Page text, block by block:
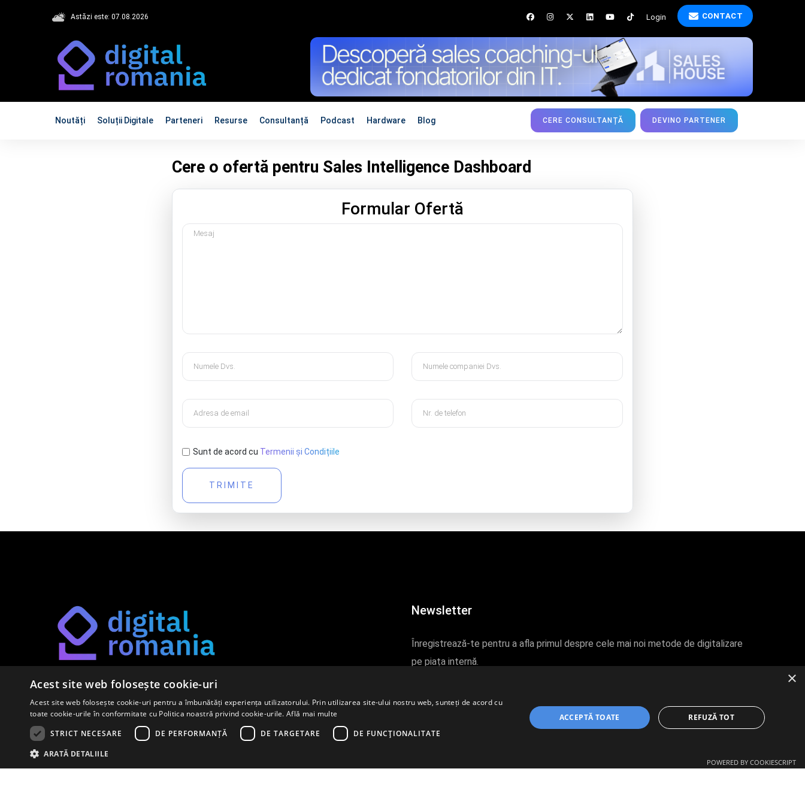
Astăzi este: 07.08.2026 Login CONTACT
Noutăți Soluții Digitale Parteneri Resurse Consultanță Podcast Hardware Blog CERE CONSULTANȚĂ DEVINO PARTENER
Cere o ofertă pentru Sales Intelligence Dashboard
Formular Ofertă
Sunt de acord cu Termenii și Condițiile
Găsește-ți metoda potrivită de digitalizare pe platforma noastră.
Newsletter
Înregistrează-te pentru a afla primul despre cele mai noi metode de digitalizare
pe piața internă.
×
Acest site web folosește cookie-uri
Acest site web folosește cookie-uri pentru a îmbunătăți experiența utilizatorului. Prin utilizarea site-ului nostru web, sunteți de acord cu
toate cookie-urile în conformitate cu Politica noastră privind cookie-urile.Află mai multe
STRICT NECESARE
DE PERFORMANȚĂ DE TARGETARE DE FUNCŢIONALITATE
ARATĂ DETALIILE
ACCEPTĂ TOATE REFUZĂ TOT
POWERED BY COOKIESCRIPT